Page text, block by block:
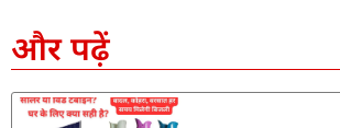
और पढ़ें